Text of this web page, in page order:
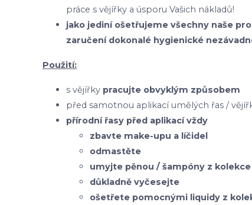
práce s vějířky a úsporu Vašich nákladů!
jako jediní ošetřujeme všechny naše
zaručení dokonalé hygienické
Použití:
s vějířky pracujte obvyklým způsobem
před samotnou aplikací umělých řas /
přírodní řasy před aplikací vždy
zbavte make-upu a líčidel
odmastěte
umyjte pěnou / šampóny z
důkladně vyčesejte
ošetřete pomocnými liquidy z